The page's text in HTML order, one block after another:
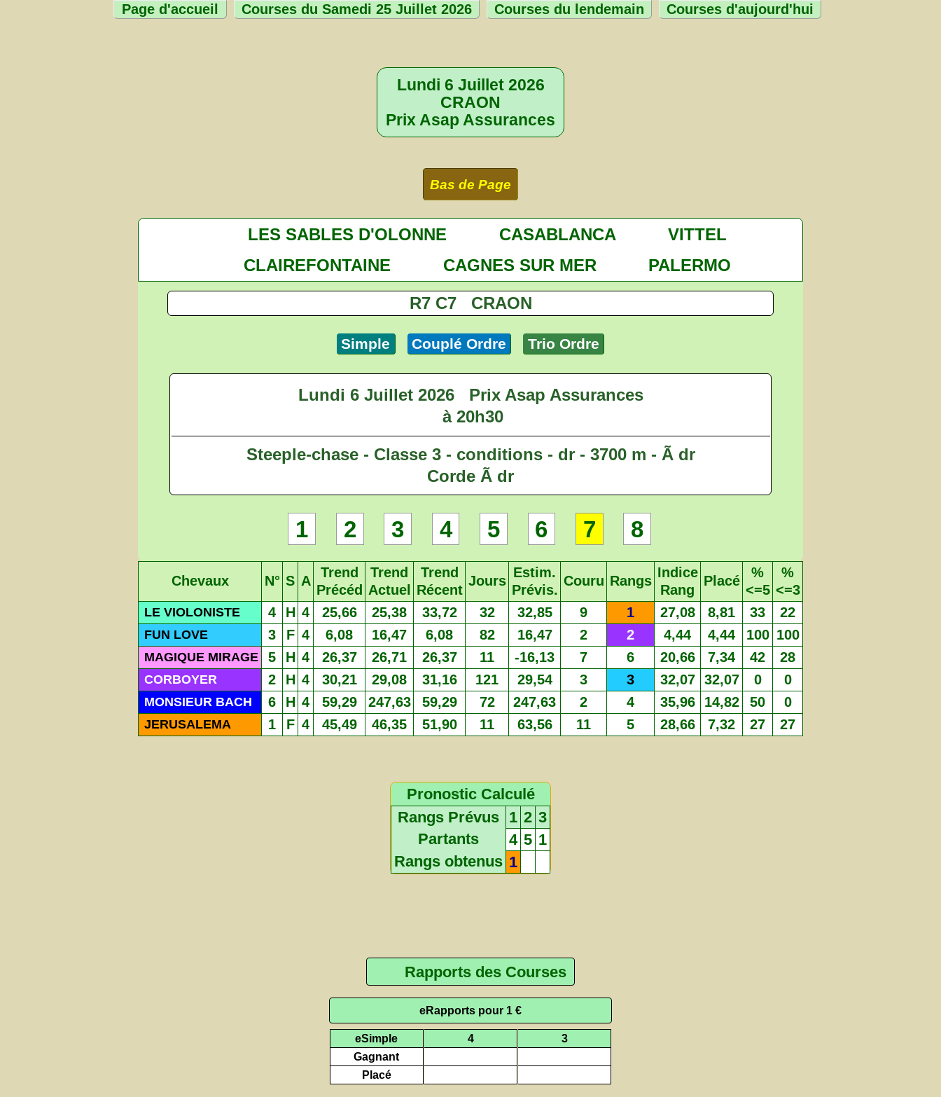
Page d'accueil Courses du Samedi 25 Juillet 2026 Courses du lendemain Courses d'aujourd'hui
Lundi 6 Juillet 2026
CRAON
Prix Asap Assurances
Bas de Page
LES SABLES D'OLONNE CASABLANCA
VITTEL
CLAIREFONTAINE
CAGNES SUR MER PALERMO
R7 C7 CRAON
Simple Couplé Ordre Trio Ordre
Lundi 6 Juillet 2026
Prix Asap Assurances
à 20h30
Steeple-chase - Classe 3 - conditions - dr - 3700 m - Ã dr
Corde Ã dr
1 2 3 4 5 6 7 8
Chevaux N° S A
Trend
Précéd
Trend
Actuel
Trend
Récent
Jours
Estim.
Prévis.
Couru Rangs
Indice
Rang
Placé
%
<=5
%
<=3
LE VIOLONISTE 4 H 4 25,66 25,38 33,72 32 32,85 9 1 27,08 8,81 33 22
FUN LOVE 3 F 4 6,08 16,47 6,08 82 16,47 2 2 4,44 4,44 100 100
MAGIQUE MIRAGE 5 H 4 26,37 26,71 26,37 11 -16,13 7 6 20,66 7,34 42 28
CORBOYER 2 H 4 30,21 29,08 31,16 121 29,54 3 3 32,07 32,07 0 0
MONSIEUR BACH 6 H 4 59,29 247,63 59,29 72 247,63 2 4 35,96 14,82 50 0
JERUSALEMA 1 F 4 45,49 46,35 51,90 11 63,56 11 5 28,66 7,32 27 27
Pronostic Calculé
Rangs Prévus 1 2 3
Partants
4 5 1
Rangs obtenus 1
Rapports des Courses
eRapports pour 1 €
eSimple 4
3
Gagnant
Placé